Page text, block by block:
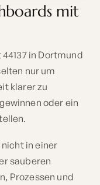
mit
in Dortmund
nur um
klarer zu
oder ein
in einer
sauberen
Prozessen und